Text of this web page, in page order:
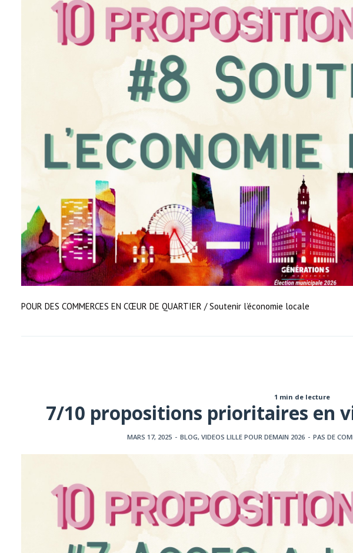
POUR DES COMMERCES EN CŒUR DE QUARTIER / Soutenir l’économie locale
1 min de lecture
7/10 propositions prioritaires en
MARS 17, 2025 - BLOG, VIDEOS LILLE POUR DEMAIN 2026 - PAS DE